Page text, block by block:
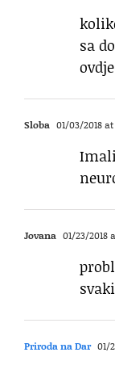
sa
Sloba 01/03/2018
Jovana 01/23/2018
Priroda na Dar 01/